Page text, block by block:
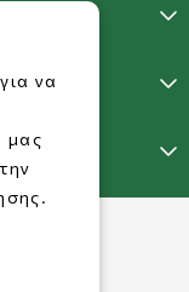
να
μας